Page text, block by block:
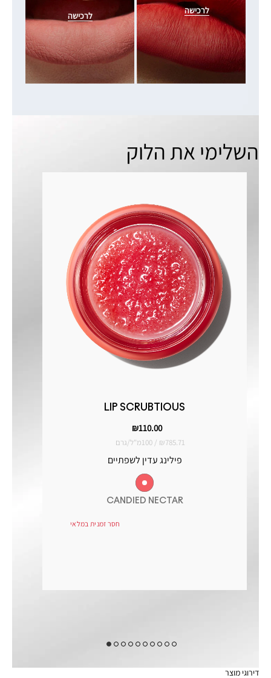
לרכישה לרכישה
השלימי את הלוק
LIP SCRUBTIOUS
₪110.00
₪785.71 / 100מ"ל/גרם
פילינג עדין לשפתיים
CANDIED NECTAR
חסר זמנית במלאי
דירוגי מוצר